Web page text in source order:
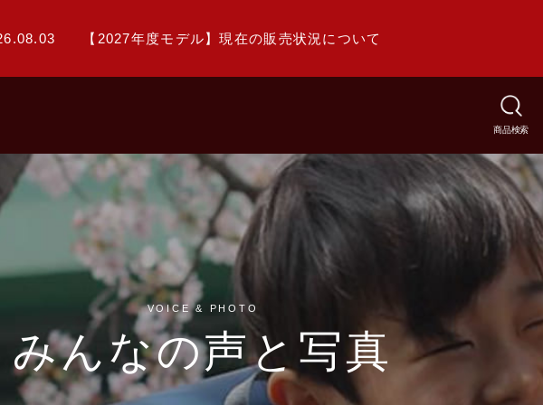
【2027年度モデル】現在の販売状況について
商品検索
VOICE & PHOTO
みんなの声と写真